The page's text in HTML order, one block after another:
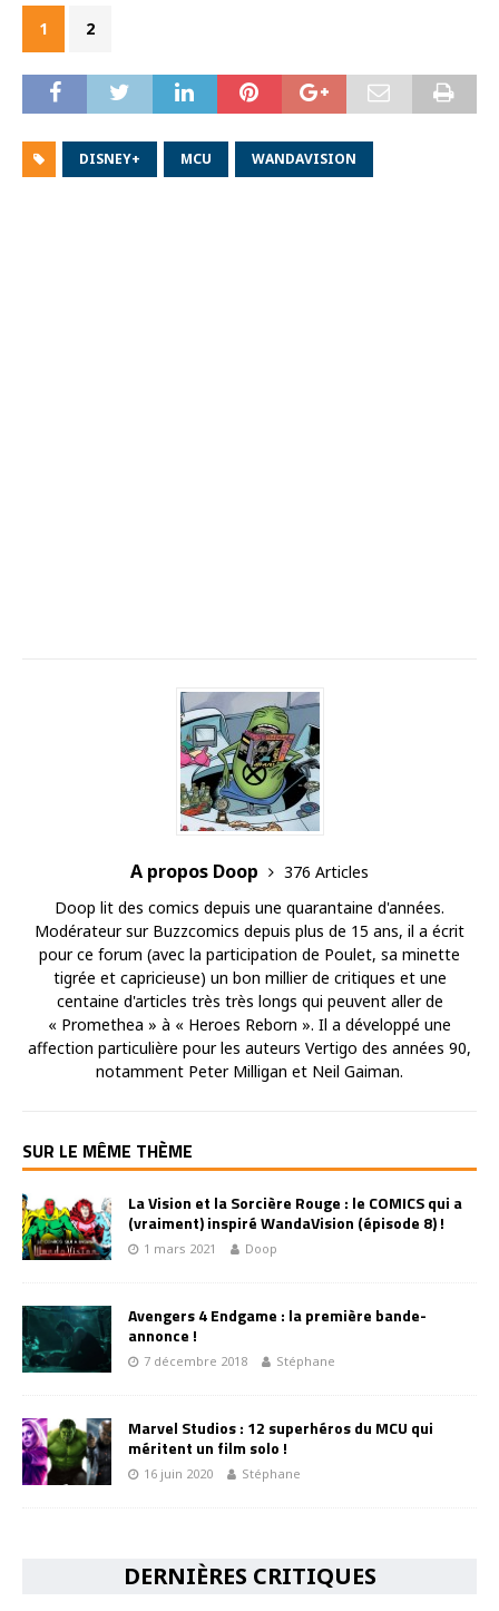
1 2
DISNEY+ MCU WANDAVISION
A propos Doop
376 Articles
Doop lit des comics depuis une quarantaine d'années.
Modérateur sur Buzzcomics depuis plus de 15 ans, il a écrit
pour ce forum (avec la participation de Poulet, sa minette
tigrée et capricieuse) un bon millier de critiques et une
centaine d'articles très très longs qui peuvent aller de
« Promethea » à « Heroes Reborn ». Il a développé une
affection particulière pour les auteurs Vertigo des années 90,
notamment Peter Milligan et Neil Gaiman.
SUR LE MÊME THÈME
La Vision et la Sorcière Rouge : le COMICS qui a
(vraiment) inspiré WandaVision (épisode 8) !
1 mars 2021 Doop
Avengers 4 Endgame : la première bande-
annonce !
7 décembre 2018 Stéphane
Marvel Studios : 12 superhéros du MCU qui
méritent un film solo !
16 juin 2020 Stéphane
DERNIÈRES CRITIQUES